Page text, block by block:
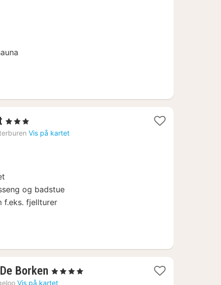
1
natt
, 3 Stjerner
Vis på kartet
og badstue
f.eks. fjellturer
Borken 1
natt
, 4 Stjerner
Vis på kartet